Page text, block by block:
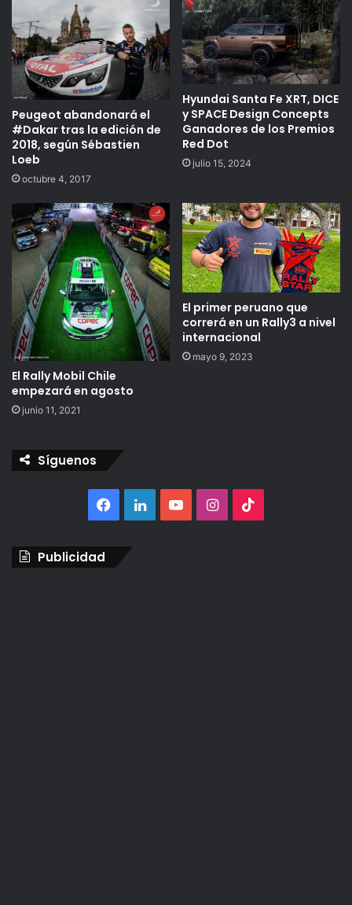
Peugeot abandonará el
#Dakar tras la edición de
2018, según Sébastien
Loeb
octubre 4, 2017
Hyundai Santa Fe XRT, DICE
y SPACE Design Concepts
Ganadores de los Premios
Red Dot
julio 15, 2024
El Rally Mobil Chile
empezará en agosto
junio 11, 2021
El primer peruano que
correrá en un Rally3 a nivel
internacional
mayo 9, 2023
Síguenos
Facebook
LinkedInYouTubeInstagram
Publicidad